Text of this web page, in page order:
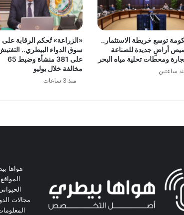
توسع خريطة الاستثمار..
أراضٍ جديدة للصناعة
ومحطات تحلية مياه البحر
ساعتين
«الزراعة» تُحكم الرقابة على
سوق الدواء البيطري..
على 381 منشأة وضبط 65
مخالفة خلال يوليو
منذ 3 ساعات
هواها
مجالات